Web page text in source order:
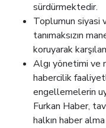
sürdürmektedir.
Toplumun siyasi
tanımaksızın
koruyarak
Algı yönetimi ve
habercilik
engellemelerin
Furkan Haber,
halkın haber